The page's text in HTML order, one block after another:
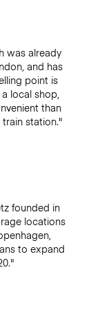
was already
and has
point is
local shop,
than
station."
founded in
locations
to expand